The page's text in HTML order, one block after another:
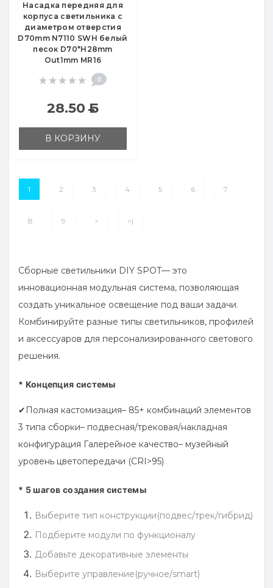
Насадка передняя для
корпуса светильника с
диаметром отверстия
D70mm N7110 SWH белый
песок D70*H28mm
Out1mm MR16
0
28.50Б
В КОРЗИНУ
1 2 3 4 5 6 7
8 9 > >|
Сборные светильники DIY SPOT— это
инновационная модульная система, позволяющая
создать уникальное освещение под ваши задачи.
Комбинируйте разные типы светильников, профилей
и аксессуаров для персонализированного светового
решения.
* Концепция системы
✔ Полная кастомизация– 85+ комбинаций элементов
3 типа сборки– подвесная/трековая/накладная
конфигурация Галерейное качество– музейный
уровень цветопередачи (CRI>95)
* 5 шагов создания системы
Выберитетип конструкции(подвес/трек/гибрид)
Подберите модули по функционалу
Добавьте декоративные элементы
Выберитеуправление(ручное/smart)